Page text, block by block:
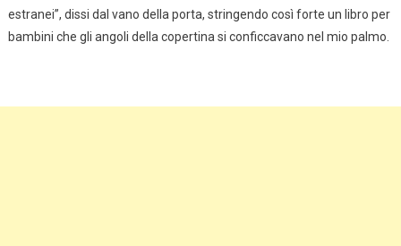
estranei”, dissi dal vano della porta, stringendo così forte un libro per
bambini che gli angoli della copertina si conficcavano nel mio palmo.